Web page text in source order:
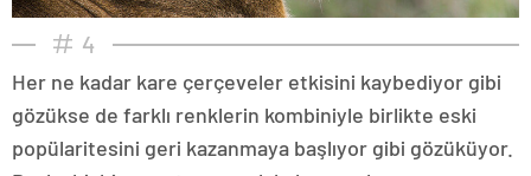
4
Her ne kadar kare çerçeveler etkisini kaybediyor gibi
gözükse de farklı renklerin kombiniyle birlikte eski
popülaritesini geri kazanmaya başlıyor gibi gözüküyor.